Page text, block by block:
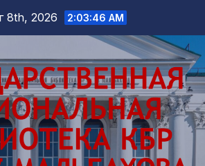
8th, 2026 2:03:48 AM